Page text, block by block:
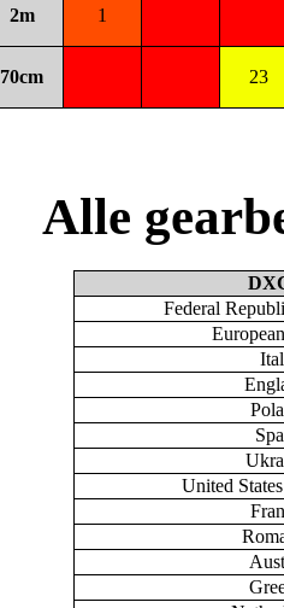
2m 1
70cm 23
Alle
Federal
United